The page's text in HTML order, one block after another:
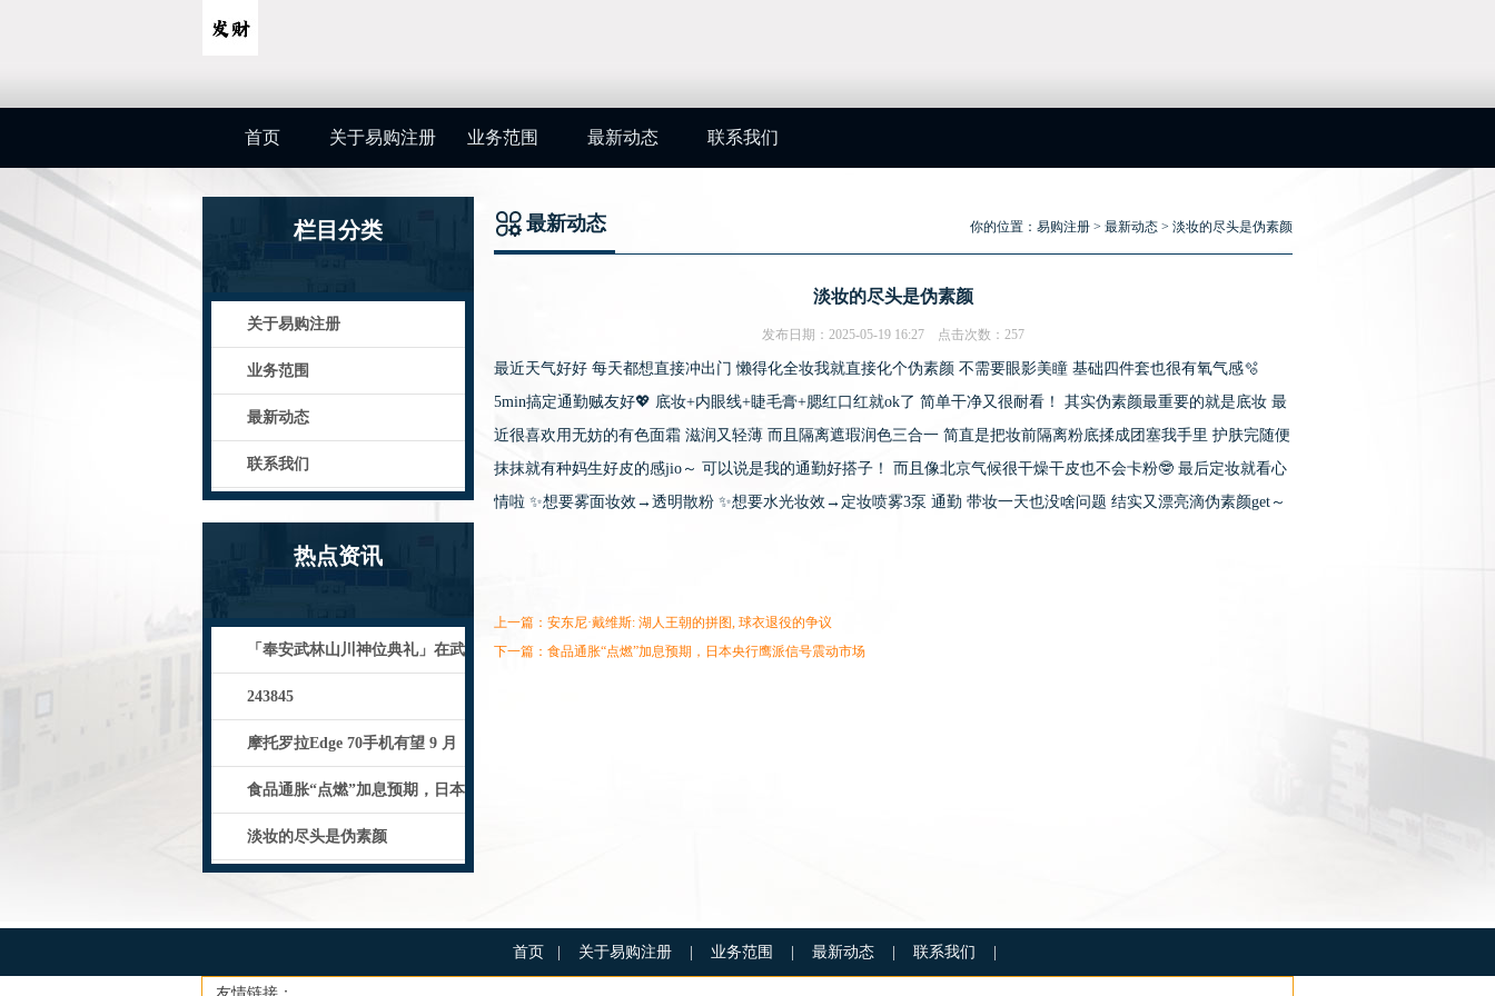
首页 关于易购注册 业务范围 最新动态 联系我们
栏目分类
关于易购注册
业务范围
最新动态
联系我们
热点资讯
「奉安武林山川神位典礼」在武
林书画院举行_Wulin_传统_
243845
摩托罗拉Edge 70手机有望 9 月
发布：天玑 7400
食品通胀“点燃”加息预期，日本
央行鹰派信号震动市场
淡妆的尽头是伪素颜
最新动态 你的位置： 易购注册 > 最新动态 > 淡妆的尽头是伪素颜
淡妆的尽头是伪素颜
发布日期：2025-05-19 16:27 点击次数：257
最近天气好好 每天都想直接冲出门 懒得化全妆我就直接化个伪素颜 不需要眼影美瞳 基础四件套也很有氧气感🫧
5min搞定通勤贼友好💖 底妆+内眼线+睫毛膏+腮红口红就ok了 简单干净又很耐看！ 其实伪素颜最重要的就是底妆 最
近很喜欢用无妨的有色面霜 滋润又轻薄 而且隔离遮瑕润色三合一 简直是把妆前隔离粉底揉成团塞我手里 护肤完随便
抹抹就有种妈生好皮的感jio～ 可以说是我的通勤好搭子！ 而且像北京气候很干燥干皮也不会卡粉🤓 最后定妆就看心
情啦 ✨想要雾面妆效→透明散粉 ✨想要水光妆效→定妆喷雾3泵 通勤 带妆一天也没啥问题 结实又漂亮滴伪素颜get～
上一篇： 安东尼·戴维斯: 湖人王朝的拼图, 球衣退役的争议
下一篇： 食品通胀“点燃”加息预期，日本央行鹰派信号震动市场
首页 关于易购注册 业务范围 最新动态 联系我们